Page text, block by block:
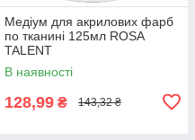
Медіум для акрилових фарб
по тканині 125мл ROSA
TALENT
В наявності
128,99 ₴ 143,32 ₴